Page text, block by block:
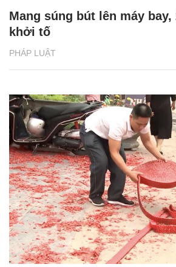
PHÁP LUẬT
Mang súng bút lên máy
khởi tố